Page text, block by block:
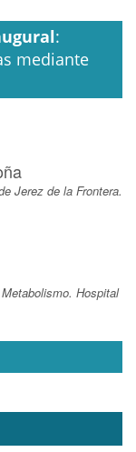
:
mediante
Jerez de la Frontera.
Hospital